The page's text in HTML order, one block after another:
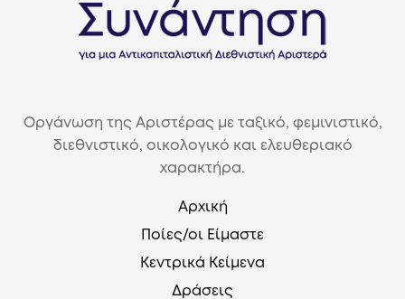
Οργάνωση της Αριστέρας με ταξικό, φεμινιστικό,
διεθνιστικό, οικολογικό και ελευθεριακό
χαρακτήρα.
Αρχική
Ποίες/οι Είμαστε
Κεντρικά Κείμενα
Δράσεις